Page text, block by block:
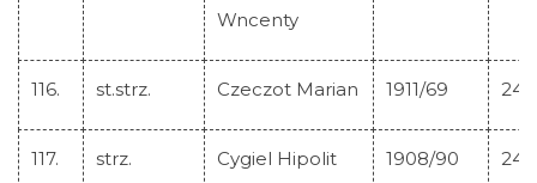
Wncenty
116. st.strz. Czeczot Marian 1911/69
117. strz. Cygiel Hipolit 1908/90